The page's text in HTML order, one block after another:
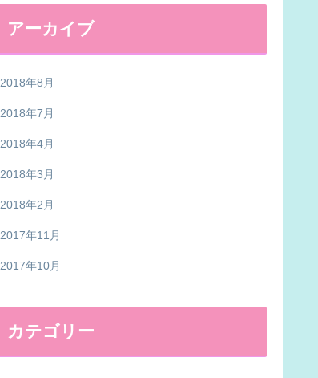
アーカイブ
2018年8月
2018年7月
2018年4月
2018年3月
2018年2月
2017年11月
2017年10月
カテゴリー